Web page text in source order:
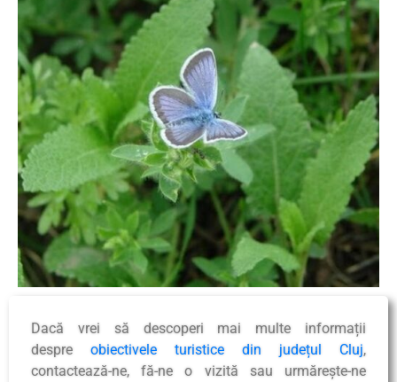
Dacă vrei să descoperi mai multe informații
despre obiectivele turistice din județul Cluj,
contactează-ne, fă-ne o vizită sau urmărește-ne